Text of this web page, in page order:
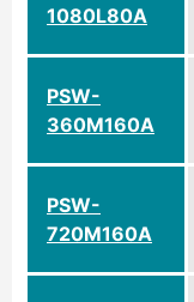
1080L80A
PSW-
360M160A
PSW-
720M160A